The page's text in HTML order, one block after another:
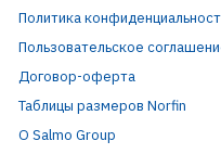
Политика
Пользовательское
Договор-оферта
Таблицы размеров Norfin
О Salmo Group